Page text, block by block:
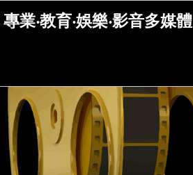
業‧教育‧娛樂‧影音多媒體